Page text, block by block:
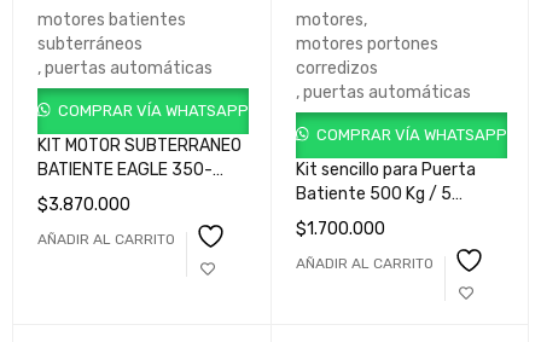
motores batientes
subterráneos
,puertas automáticas
COMPRAR VÍA WHATSAPP
KIT MOTOR SUBTERRANEO
BATIENTE EAGLE 350-
125/24V-HP
GKEE035LM0930A
$3.870.000
AÑADIR AL CARRITO
motores,
motores portones
corredizos
,puertas automáticas
COMPRAR VÍA WHATSAPP
Kit sencillo para Puerta
Batiente 500 Kg / 5
metros cod.
GKRM300HLB900
$1.700.000
AÑADIR AL CARRITO